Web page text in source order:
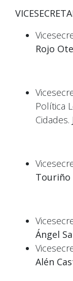
Rojo
Política
Cidades.
Touriño
Ángel
Alén